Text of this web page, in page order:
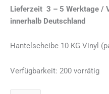
Lieferzeit 3 – 5 Werktage /
innerhalb Deutschland
Hantelscheibe 10 KG Vinyl
Verfügbarkeit: 200 vorrätig